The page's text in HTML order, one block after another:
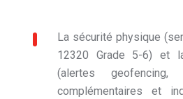
La sécurité physique
12320 Grade 5-6) et
(alertes geofencing,
complémentaires et